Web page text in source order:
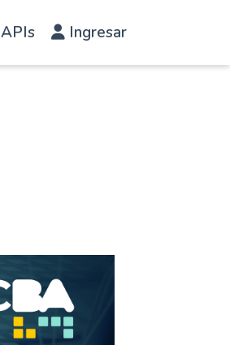
APIs Ingresar